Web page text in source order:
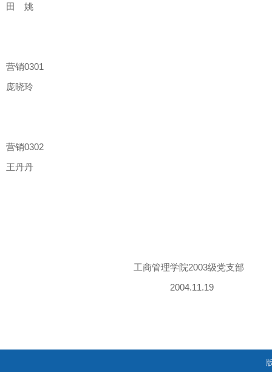
田 姚
营销0301
庞晓玲
营销0302
王丹丹
工商管理学院2003级党支部
2004.11.19